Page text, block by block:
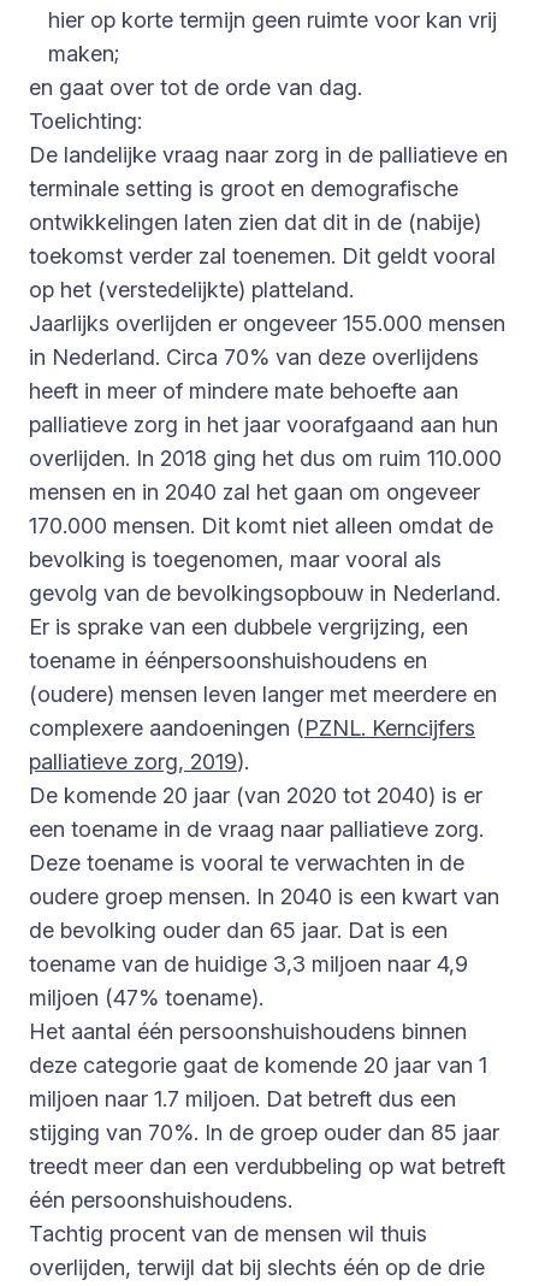
hier op korte termijn geen ruimte voor kan vrij
maken;
en gaat over tot de orde van dag.
Toelichting:
De landelijke vraag naar zorg in de palliatieve en
terminale setting is groot en demografische
ontwikkelingen laten zien dat dit in de (nabije)
toekomst verder zal toenemen. Dit geldt vooral
op het (verstedelijkte) platteland.
Jaarlijks overlijden er ongeveer 155.000 mensen
in Nederland. Circa 70% van deze overlijdens
heeft in meer of mindere mate behoefte aan
palliatieve zorg in het jaar voorafgaand aan hun
overlijden. In 2018 ging het dus om ruim 110.000
mensen en in 2040 zal het gaan om ongeveer
170.000 mensen. Dit komt niet alleen omdat de
bevolking is toegenomen, maar vooral als
gevolg van de bevolkingsopbouw in Nederland.
Er is sprake van een dubbele vergrijzing, een
toename in éénpersoonshuishoudens en
(oudere) mensen leven langer met meerdere en
complexere aandoeningen (PZNL. Kerncijfers
palliatieve zorg, 2019).
De komende 20 jaar (van 2020 tot 2040) is er
een toename in de vraag naar palliatieve zorg.
Deze toename is vooral te verwachten in de
oudere groep mensen. In 2040 is een kwart van
de bevolking ouder dan 65 jaar. Dat is een
toename van de huidige 3,3 miljoen naar 4,9
miljoen (47% toename).
Het aantal één persoonshuishoudens binnen
deze categorie gaat de komende 20 jaar van 1
miljoen naar 1.7 miljoen. Dat betreft dus een
stijging van 70%. In de groep ouder dan 85 jaar
treedt meer dan een verdubbeling op wat betreft
één persoonshuishoudens.
Tachtig procent van de mensen wil thuis
overlijden, terwijl dat bij slechts één op de drie